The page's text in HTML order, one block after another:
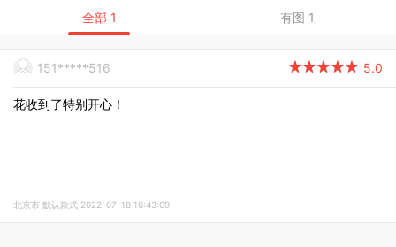
151*****516 5.0

花收到了特别开心！
北京市 默认款式 2022-07-18 16:43:09
全部 1 有图 1